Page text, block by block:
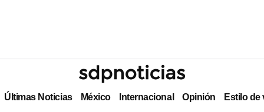
Últimas Noticias México Internacional Opinión Estilo de